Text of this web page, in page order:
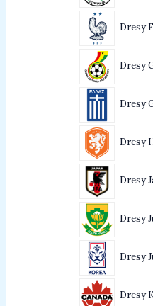
Dresy
Dresy
Dresy
Dresy
Dresy
Dresy
Dresy
Dresy